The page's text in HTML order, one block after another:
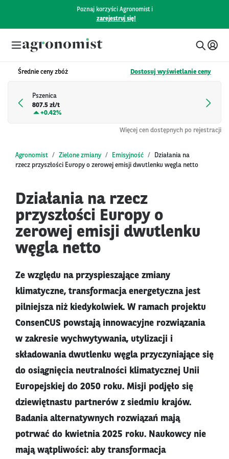
Poznaj korzyści Agronomist i
zarejestruj się!
Średnie ceny zbóż Dostosuj wyświetlanie ceny
Pszenica
807.5 zł/t
+0.42%
Więcej cen dostępnych po rejestracji
Agronomist Zielone zmiany Emisyjność
Działania na
rzecz przyszłości Europy o zerowej emisji dwutlenku węgla netto
Działania na rzecz
przyszłości Europy o
zerowej emisji dwutlenku
węgla netto
Ze względu na przyspieszające zmiany
klimatyczne, transformacja energetyczna jest
pilniejsza niż kiedykolwiek. W ramach projektu
ConsenCUS powstają innowacyjne rozwiązania
w zakresie wychwytywania, utylizacji i
składowania dwutlenku węgla przyczyniające się
do osiągnięcia neutralności klimatycznej Unii
Europejskiej do 2050 roku. Misji podjęło się
dziewiętnastu partnerów z siedmiu krajów.
Badania alternatywnych rozwiązań mają
potrwać do kwietnia 2025 roku. Naukowcy nie
mają wątpliwości: aby transformacja